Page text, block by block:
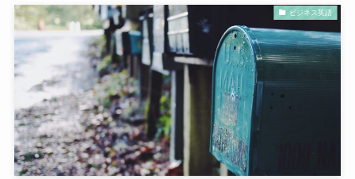
ビジネス英語